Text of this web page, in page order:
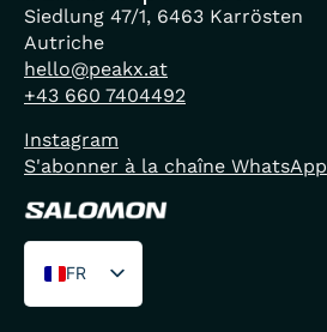
Siedlung 47/1, 6463 Karrösten
Autriche
hello@peakx.at
+43 660 7404492
Instagram
S'abonner à la chaîne WhatsApp
FR
DE